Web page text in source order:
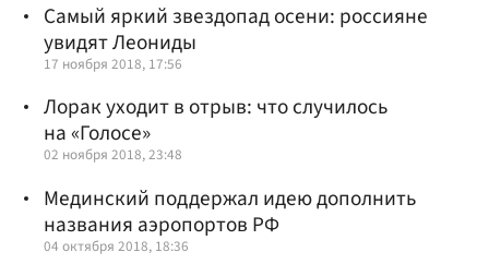
Самый яркий звездопад осени: россияне
увидят Леониды
17 ноября 2018, 17:56
Лорак уходит в отрыв: что случилось
на «Голосе»
02 ноября 2018, 23:48
Мединский поддержал идею дополнить
названия аэропортов РФ
04 октября 2018, 18:36